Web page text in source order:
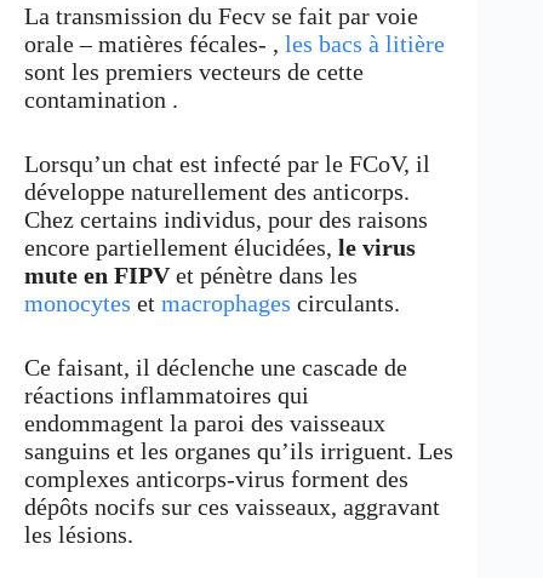
La transmission du Fecv se fait par voie
orale – matières fécales- , les bacs à litière
sont les premiers vecteurs de cette
contamination .
Lorsqu’un chat est infecté par le FCoV, il
développe naturellement des anticorps.
Chez certains individus, pour des raisons
encore partiellement élucidées, le virus
mute en FIPVet pénètre dans les
monocytes et macrophages circulants.
Ce faisant, il déclenche une cascade de
réactions inflammatoires qui
endommagent la paroi des vaisseaux
sanguins et les organes qu’ils irriguent. Les
complexes anticorps-virus forment des
dépôts nocifs sur ces vaisseaux, aggravant
les lésions.